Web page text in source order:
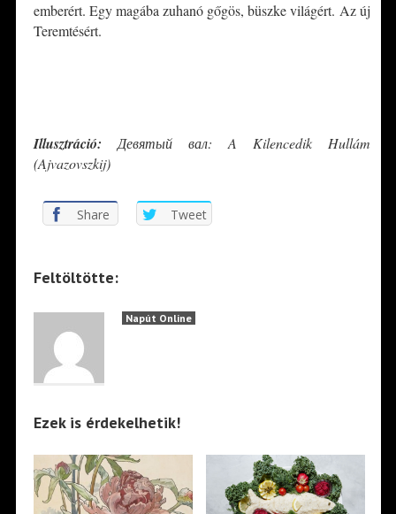
emberért. Egy magába zuhanó gőgös, büszke világért. Az új
Teremtésért.
Illusztráció: Девятый вал: A Kilencedik Hullám
(Ajvazovszkij)
Share Tweet
Feltöltötte:
Napút Online
Ezek is érdekelhetik!